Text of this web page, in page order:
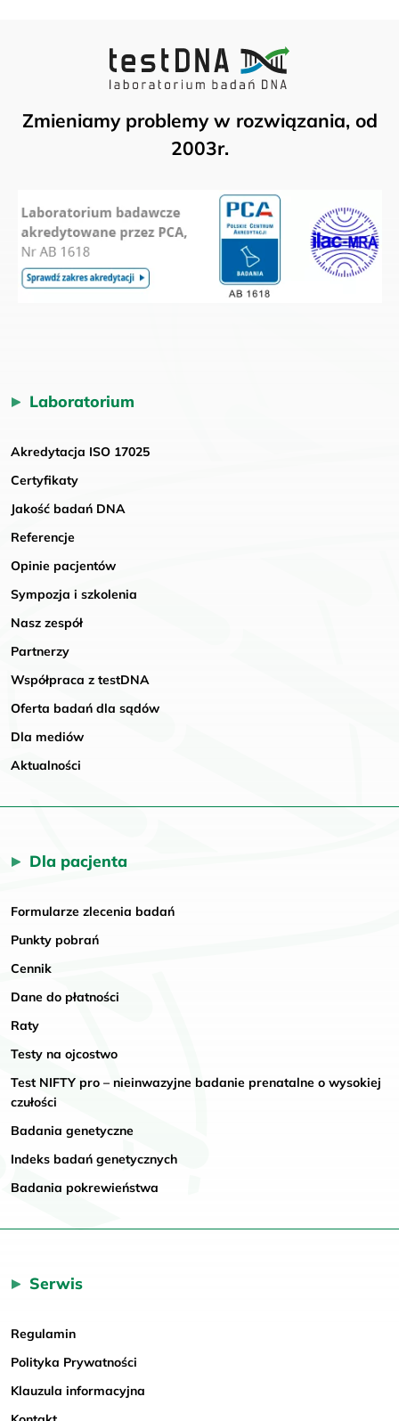
Zmieniamy problemy w rozwiązania, od
2003r.
Laboratorium
Akredytacja ISO 17025
Certyfikaty
Jakość badań DNA
Referencje
Opinie pacjentów
Sympozja i szkolenia
Nasz zespół
Partnerzy
Współpraca z testDNA
Oferta badań dla sądów
Dla mediów
Aktualności
Dla pacjenta
Formularze zlecenia badań
Punkty pobrań
Cennik
Dane do płatności
Raty
Testy na ojcostwo
Test NIFTY pro – nieinwazyjne badanie prenatalne o wysokiej
czułości
Badania genetyczne
Indeks badań genetycznych
Badania pokrewieństwa
Serwis
Regulamin
Polityka Prywatności
Klauzula informacyjna